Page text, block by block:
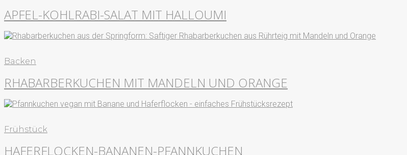
APFEL-KOHLRABI-SALAT MIT HALLOUMI
Backen
RHABARBERKUCHEN MIT MANDELN UND ORANGE
Frühstück
HAFERFLOCKEN-BANANEN-PFANNKUCHEN